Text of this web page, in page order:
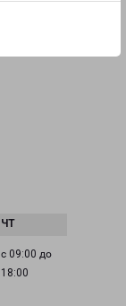
с 09:00 до
18:00